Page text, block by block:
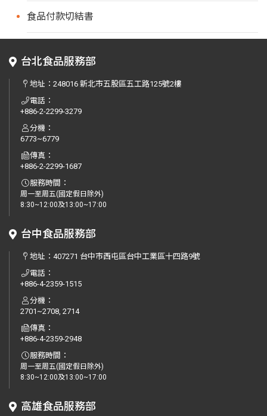
食品付款切結書
台北食品服務部
地址：248016 新北市五股區五工路125號2樓
電話：
+886-2-2299-3279
分機：
6773~6779
傳真：
+886-2-2299-1687
服務時間：
周一至周五(國定假日除外)
8:30~12:00及13:00~17:00
台中食品服務部
地址：407271 台中市西屯區台中工業區十四路9號
電話：
+886-4-2359-1515
分機：
2701~2708, 2714
傳真：
+886-4-2359-2948
服務時間：
周一至周五(國定假日除外)
8:30~12:00及13:00~17:00
高雄食品服務部